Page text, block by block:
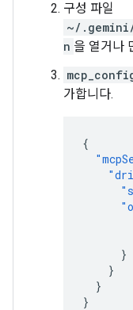
구성 파일
~/
n 을 열거나
가합니다.
{
}
}
}
}